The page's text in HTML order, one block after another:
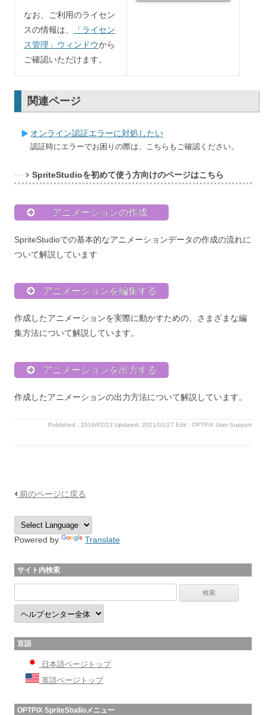
なお、ご利用のライセン
スの情報は、
「ライセン
ス管理」ウィンドウから
ご確認いただけます。
関連ページ
オンライン認証エラーに対処したい
認証時にエラーでお困りの際は、こちらもご確認ください。
SpriteStudioを初めて使う方向けのページはこちら
アニメーションの作成
SpriteStudioでの基本的なアニメーションデータの作成の流れに
ついて解説しています
アニメーションを編集する
作成したアニメーションを実際に動かすための、さまざまな編
集方法について解説しています。
アニメーションを出力する
作成したアニメーションの出力方法について解説しています。
Published : 2016/02/23 Updated: 2021/01/27 Edit : OPTPiX User Support
前のページに戻る
Powered by Translate
サイト内検索
言語
日本語ページトップ
英語ページトップ
OPTPiX SpriteStudioメニュー